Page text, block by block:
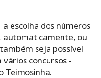
‌escolha‌ ‌dos‌ ‌números‌
‌automaticamente,‌ ‌ou‌
‌seja‌ ‌possível‌
‌concursos -‌
‌Teimosinha.‌